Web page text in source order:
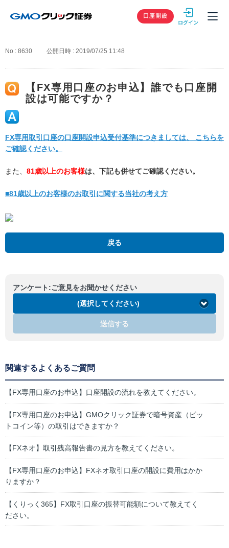
GMOクリック
口座開設
No : 8630 公開日時 : 2019/07/25 11:48
【FX専用口座のお申込】誰でも口座開
設は可能ですか？
FX専用取引口座の口座開設申込受付基準につきましては、 こちらを
ご確認ください。
また、 81歳以上のお客様は、下記も併せてご確認ください。
■81歳以上のお客様のお取引に関する当社の考え方
戻る
アンケート:ご意見をお聞かせください
(選択してください)
送信する
関連するよくあるご質問
【FX専用口座のお申込】口座開設の流れを教えてください。
【FX専用口座のお申込】GMOクリック証券で暗号資産（ビッ
トコイン等）の取引はできますか？
【FXネオ】取引残高報告書の見方を教えてください。
【FX専用口座のお申込】FXネオ取引口座の開設に費用はかか
りますか？
【くりっく365】FX取引口座の振替可能額について教えてく
ださい。